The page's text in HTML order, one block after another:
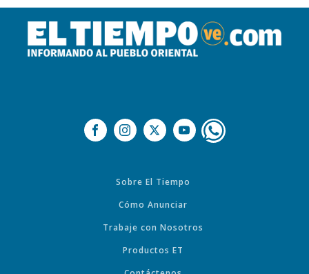
Sobre El Tiempo
Cómo Anunciar
Trabaje con Nosotros
Productos ET